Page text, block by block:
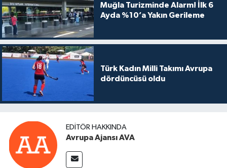
Muğla Turizminde Alarm! İlk 6
Ayda %10’a Yakın Gerileme
Türk Kadın Milli Takımı Avrupa
dördüncüsü oldu
EDITÖR HAKKINDA
Avrupa Ajansı AVA